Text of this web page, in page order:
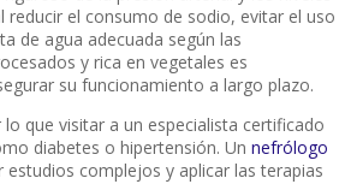
reducir el consumo de sodio, evitar el uso
de agua adecuada según las
y rica en vegetales es
su funcionamiento a largo plazo.
que visitar a un especialista certificado
diabetes o hipertensión. Un nefrólogo
complejos y aplicar las terapias